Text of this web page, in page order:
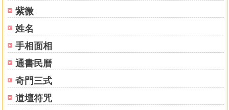
紫微
姓名
手相面相
通書民曆
奇門三式
道壇符咒